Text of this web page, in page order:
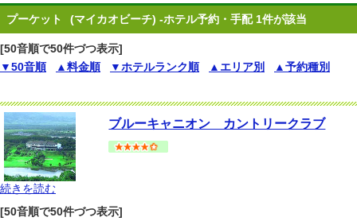
プーケット (マイカオビーチ) -ホテル予約・手配 1件が該当
[50音順で50件づつ表示]
▼50音順
▲料金順 ▼ホテルランク順 ▲エリア別 ▲予約種別
ブルーキャニオン カントリークラブ
続きを読む
[50音順で50件づつ表示]